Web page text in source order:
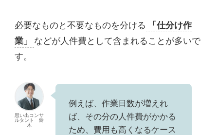
必要なものと不要なものを分ける
「仕分け作
業」
などが人件費として含まれることが多いで
す。
思い出コンサ
ルタント 鈴
木
例えば、作業日数が増えれ
ば、その分の人件費がかかる
ため、費用も高くなるケース